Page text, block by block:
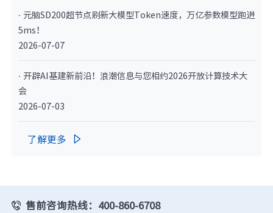
· 元脑SD200超节点刷新大模型Token速度，万亿参数模型跑进
5ms！
2026-07-07
· 开辟AI基建新前沿！浪潮信息与您相约2026开放计算技术大
会
2026-07-03
了解更多 
售前咨询热线：400-860-6708